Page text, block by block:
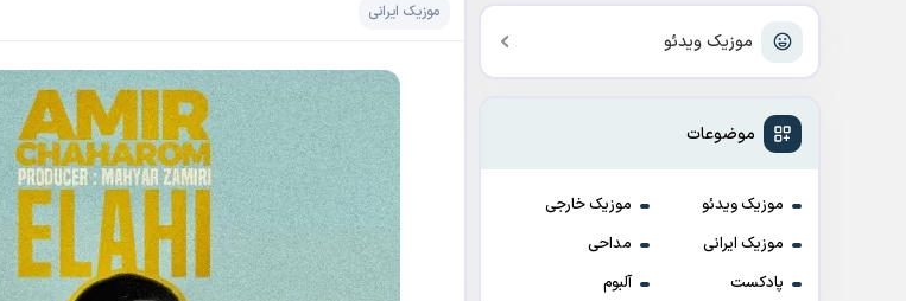
موزیک ویدئو
موضوعات
موزیک ویدئو
موزیک خارجی
موزیک ایرانی
مداحی
پادکست
آلبوم
موزیک ایرانی